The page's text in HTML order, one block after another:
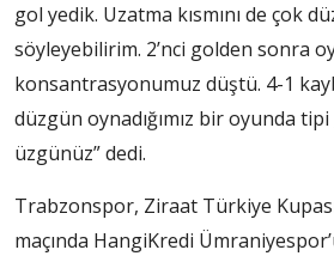
gol yedik. Uzatma kısmını de çok
söyleyebilirim. 2’nci golden sonra
konsantrasyonumuz düştü. 4-1
düzgün oynadığımız bir oyunda
üzgünüz” dedi.
Trabzonspor, Ziraat Türkiye
maçında HangiKredi